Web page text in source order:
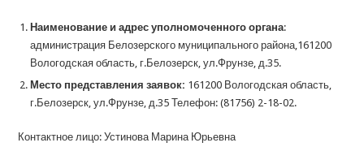
Наименование и адрес уполномоченного органа:
администрация Белозерского муниципального района,161200
Вологодская область, г.Белозерск, ул.Фрунзе, д.35.
Место представления заявок: 161200 Вологодская область,
г.Белозерск, ул.Фрунзе, д.35 Телефон: (81756) 2-18-02.
Контактное лицо: Устинова Марина Юрьевна